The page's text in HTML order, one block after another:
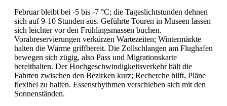
Februar bleibt bei -5 bis -7 °C; die Tageslichtstunden dehnen
sich auf 9-10 Stunden aus. Geführte Touren in Museen lassen
sich leichter vor den Frühlingsmassen buchen.
Vorabreservierungen verkürzen Wartezeiten; Wintermärkte
halten die Wärme griffbereit. Die Zollschlangen am Flughafen
bewegen sich zügig, also Pass und Migrationskarte
bereithalten. Der Hochgeschwindigkeitsverkehr hält die
Fahrten zwischen den Bezirken kurz; Recherche hilft, Pläne
flexibel zu halten. Essensrhythmen verschieben sich mit den
Sonnenständen.